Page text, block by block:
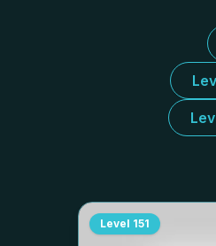
Level 151